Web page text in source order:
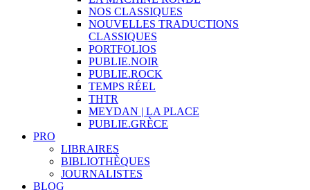
NOS CLASSIQUES
NOUVELLES TRADUCTIONS
CLASSIQUES
PORTFOLIOS
PUBLIE.NOIR
PUBLIE.ROCK
TEMPS RÉEL
THTR
MEYDAN | LA PLACE
PUBLIE.GRÈCE
PRO
LIBRAIRES
BIBLIOTHÈQUES
JOURNALISTES
BLOG